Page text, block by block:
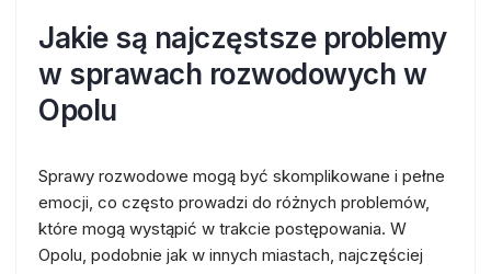
Jakie są najczęstsze problemy
w sprawach rozwodowych w
Opolu
Sprawy rozwodowe mogą być skomplikowane i pełne
emocji, co często prowadzi do różnych problemów,
które mogą wystąpić w trakcie postępowania. W
Opolu, podobnie jak w innych miastach, najczęściej